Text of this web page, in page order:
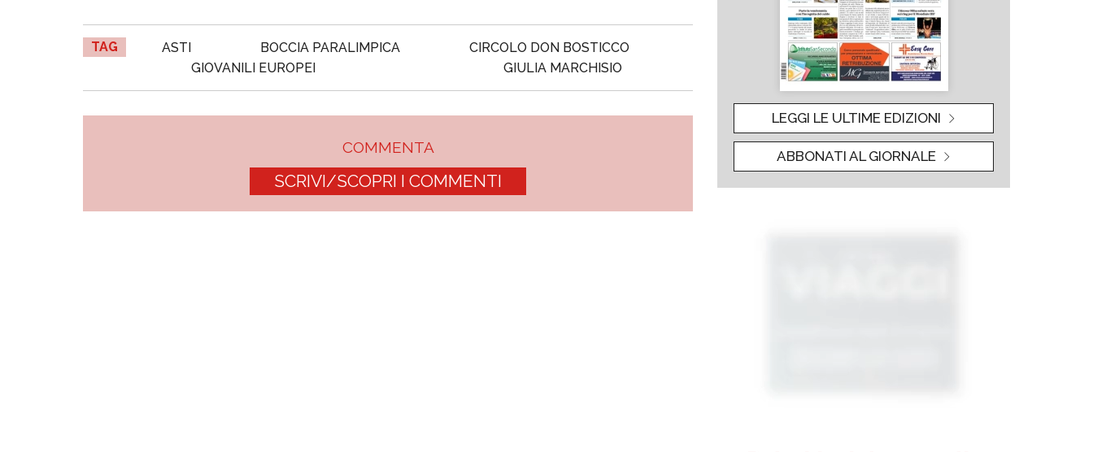
TAG ASTI BOCCIA PARALIMPICA
CIRCOLO DON BOSTICCO
GIOVANILI EUROPEI
GIULIA MARCHISIO
COMMENTA
SCRIVI/SCOPRI I COMMENTI
LEGGI LE ULTIME EDIZIONI
ABBONATI AL GIORNALE